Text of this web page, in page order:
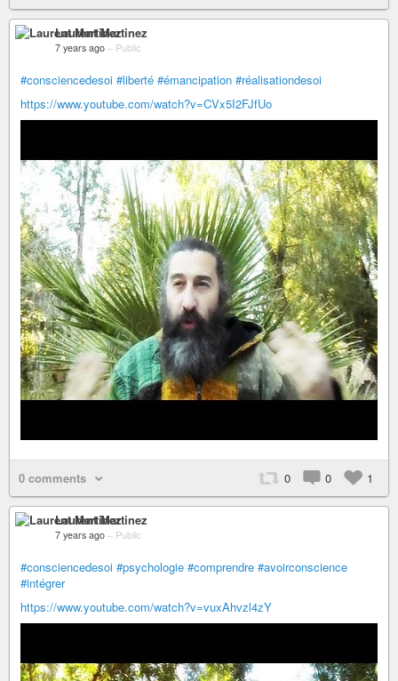
Laurent Martinez
7 years ago – Public
#consciencedesoi #liberté #émancipation #réalisationdesoi
https://www.youtube.com/watch?v=CVx5I2FJfUo
0 comments 0 0 1
Laurent Martinez
7 years ago – Public
#consciencedesoi #psychologie #comprendre #avoirconscience
#intégrer
https://www.youtube.com/watch?v=vuxAhvzl4zY